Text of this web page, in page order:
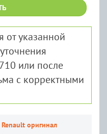
от указанной
или после
с корректными
Renault оригинал